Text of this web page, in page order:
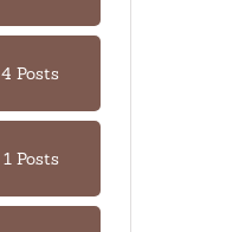
4 Posts
1 Posts